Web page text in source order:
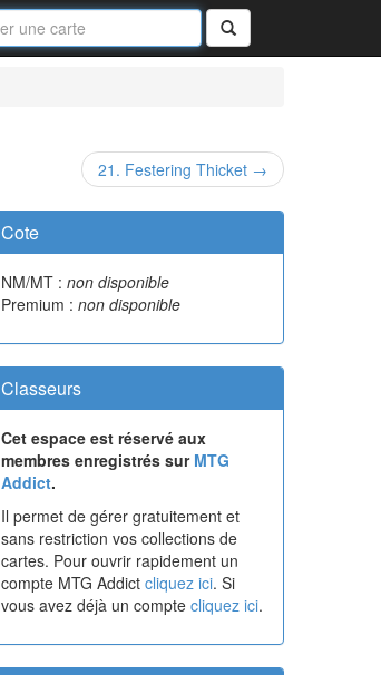
Rechercher
21. Festering Thicket →
Cote
NM/MT : non disponible
Premium : non disponible
Classeurs
Cet espace est réservé aux
membres enregistrés sur MTG
Addict.
Il permet de gérer gratuitement et
sans restriction vos collections de
cartes. Pour ouvrir rapidement un
compte MTG Addict cliquez ici. Si
vous avez déjà un compte cliquez ici.